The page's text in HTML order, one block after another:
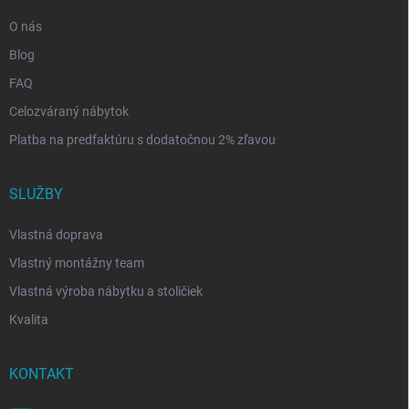
O nás
Blog
FAQ
Celozváraný nábytok
Platba na predfaktúru s dodatočnou 2% zľavou
SLUŽBY
Vlastná doprava
Vlastný montážny team
Vlastná výroba nábytku a stoličiek
Kvalita
KONTAKT